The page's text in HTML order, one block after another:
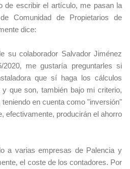
de escribir el artículo, me pasan la
Comunidad de Propietarios de
dice:
su colaborador Salvador Jiménez
me gustaría preguntarles si
que sí haga los cálculos
que son, también bajo mi criterio,
en cuenta como "inversión"
efectivamente, producirán el ahorro
a varias empresas de Palencia y
el coste de los contadores. Por